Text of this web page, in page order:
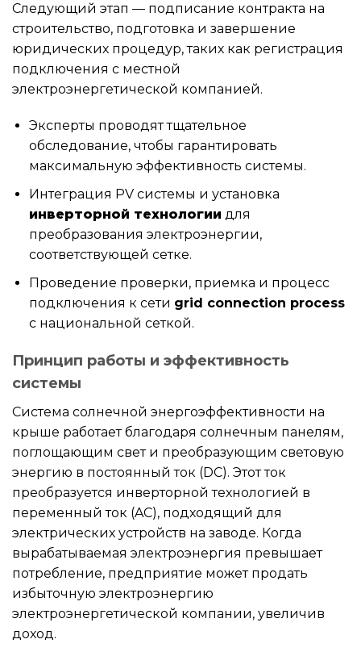
Следующий этап — подписание контракта на
строительство, подготовка и завершение
юридических процедур, таких как регистрация
подключения с местной
электроэнергетической компанией.
Эксперты проводят тщательное
обследование, чтобы гарантировать
максимальную эффективность системы.
Интеграция PV системы и установка
инверторной технологии для
преобразования электроэнергии,
соответствующей сетке.
Проведение проверки, приемка и процесс
подключения к сети grid connection process
с национальной сеткой.
Принцип работы и эффективность
системы
Система солнечной энергоэффективности на
крыше работает благодаря солнечным панелям,
поглощающим свет и преобразующим световую
энергию в постоянный ток (DC). Этот ток
преобразуется инверторной технологией в
переменный ток (AC), подходящий для
электрических устройств на заводе. Когда
вырабатываемая электроэнергия превышает
потребление, предприятие может продать
избыточную электроэнергию
электроэнергетической компании, увеличив
доход.